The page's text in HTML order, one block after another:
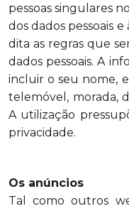
pessoas singulares
dos dados pessoais
dita as regras que
dados pessoais.A
incluir o seu nome,
telemóvel, morada,
A utilização
privacidade.
Os anúncios
Tal como outros